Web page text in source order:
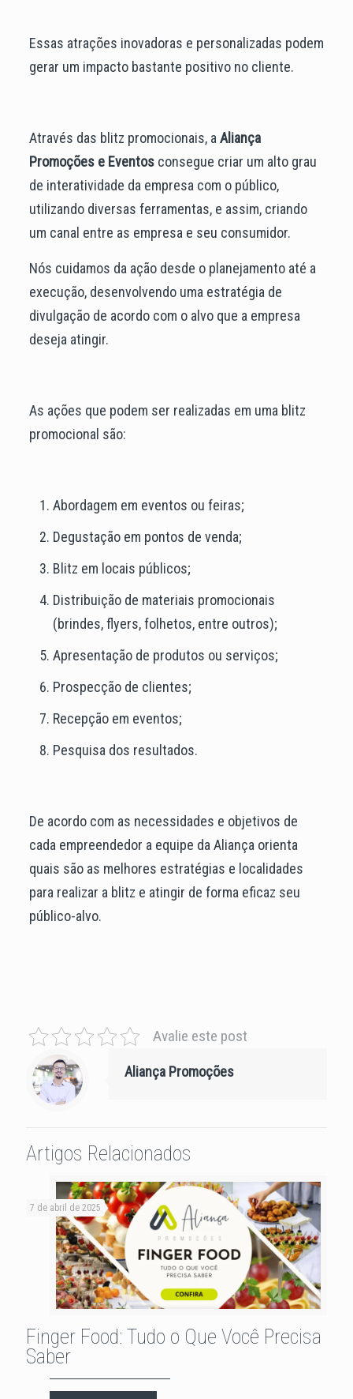
Essas atrações inovadoras e personalizadas podem
gerar um impacto bastante positivo no cliente.
Através das blitz promocionais, aAliança
Promoções e Eventosconsegue criar um alto grau
de interatividade da empresa com o público,
utilizando diversas ferramentas, e assim, criando
um canal entre as empresa e seu consumidor.
Nós cuidamos da ação desde o planejamento até a
execução, desenvolvendo uma estratégia de
divulgação de acordo com o alvo que a empresa
deseja atingir.
As ações que podem ser realizadas em uma blitz
promocional são:
Abordagem em eventos ou feiras;
Degustação em pontos de venda;
Blitz em locais públicos;
Distribuição de materiais promocionais
(brindes, flyers, folhetos, entre outros);
Apresentação de produtos ou serviços;
Prospecção de clientes;
Recepção em eventos;
Pesquisa dos resultados.
De acordo com as necessidades e objetivos de
cada empreendedor a equipe da Aliança orienta
quais são as melhores estratégias e localidades
para realizar a blitz e atingir de forma eficaz seu
público-alvo.
Avalie este post
Aliança Promoções
Artigos Relacionados
7 de abril de 2025
Finger Food: Tudo o Que Você Precisa
Saber